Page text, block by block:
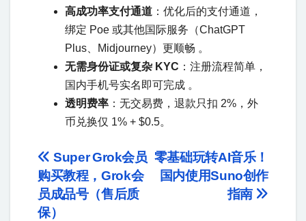
高成功率支付通道 ：优化后的支付通道，
绑定 Poe 或其他国际服务（ChatGPT
Plus、Midjourney）更顺畅 。
无需身份证或复杂 KYC ：注册流程简单，
国内手机号实名即可完成 。
透明费率 ：无交易费，退款只扣 2%，外
币兑换仅 1% + $0.5。
零基础玩转AI音乐！
国内使用Suno创作
指南
Super Grok会员
购买教程，Grok会
员成品号（售后质
保）